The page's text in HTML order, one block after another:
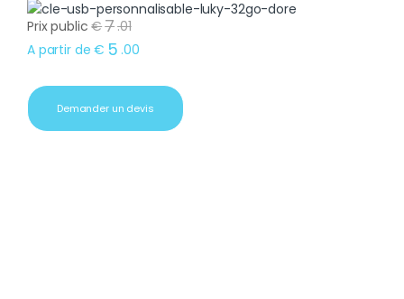
Prix public €7.01
A partir de € 5 .00
Demander un devis